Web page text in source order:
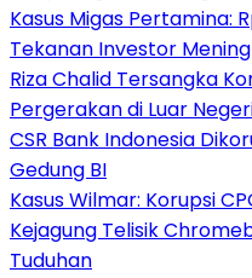
Kasus Migas Pertamina:
Tekanan Investor
Riza Chalid Tersangka
Pergerakan di Luar
CSR Bank Indonesia
Gedung BI
Kasus Wilmar: Korupsi
Kejagung Telisik
Tuduhan